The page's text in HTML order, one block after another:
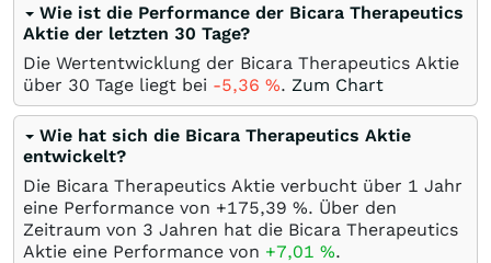
Wie ist die Performance der Bicara Therapeutics
Aktie der letzten 30 Tage?
Die Wertentwicklung der Bicara Therapeutics Aktie
über 30 Tage liegt bei -5,36 %. Zum Chart
Wie hat sich die Bicara Therapeutics Aktie
entwickelt?
Die Bicara Therapeutics Aktie verbucht über 1 Jahr
eine Performance von +175,39 %. Über den
Zeitraum von 3 Jahren hat die Bicara Therapeutics
Aktie eine Performance von +7,01 %.